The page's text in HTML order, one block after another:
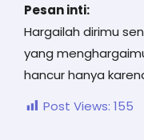
Pesan inti:
Hargailah dirimu
yang
hancur hanya
Post Views: 155